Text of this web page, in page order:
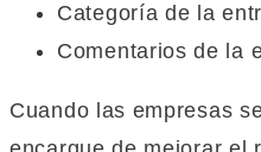
Categoría de la
Comentarios de la
Cuando las empresas